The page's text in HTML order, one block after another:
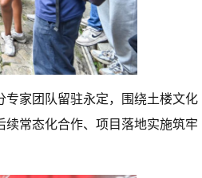
专家团队留驻永定，围绕土楼文化
常态化合作、项目落地实施筑牢